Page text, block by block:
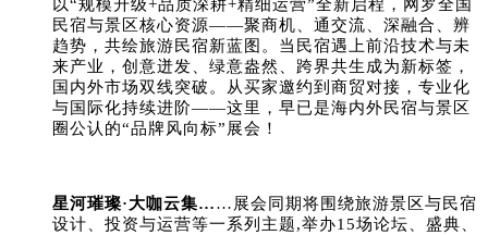
以“规模升级+品质深耕+精细运营”全新启程，网罗全国
民宿与景区核心资源——聚商机、通交流、深融合、辨
趋势，共绘旅游民宿新蓝图。当民宿遇上前沿技术与未
来产业，创意迸发、绿意盎然、跨界共生成为新标签，
国内外市场双线突破。从买家邀约到商贸对接，专业化
与国际化持续进阶——这里，早已是海内外民宿与景区
圈公认的“品牌风向标”展会！
星河璀璨·大咖云集…… 展会同期将围绕旅游景区与民宿
设计、投资与运营等一系列主题,举办15场论坛、盛典、